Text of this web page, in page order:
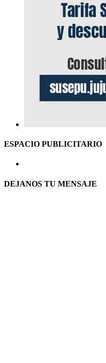
ESPACIO PUBLICITARIO
DEJANOS TU MENSAJE